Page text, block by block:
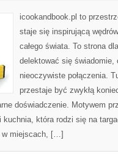
icookandbook.pl to
staje się inspirującą
całego świata. To strona
delektować się
nieoczywiste połączenia.
przestaje być zwykłą
doświadczenie. Motywem
która rodzi się na
w miejscach, […]